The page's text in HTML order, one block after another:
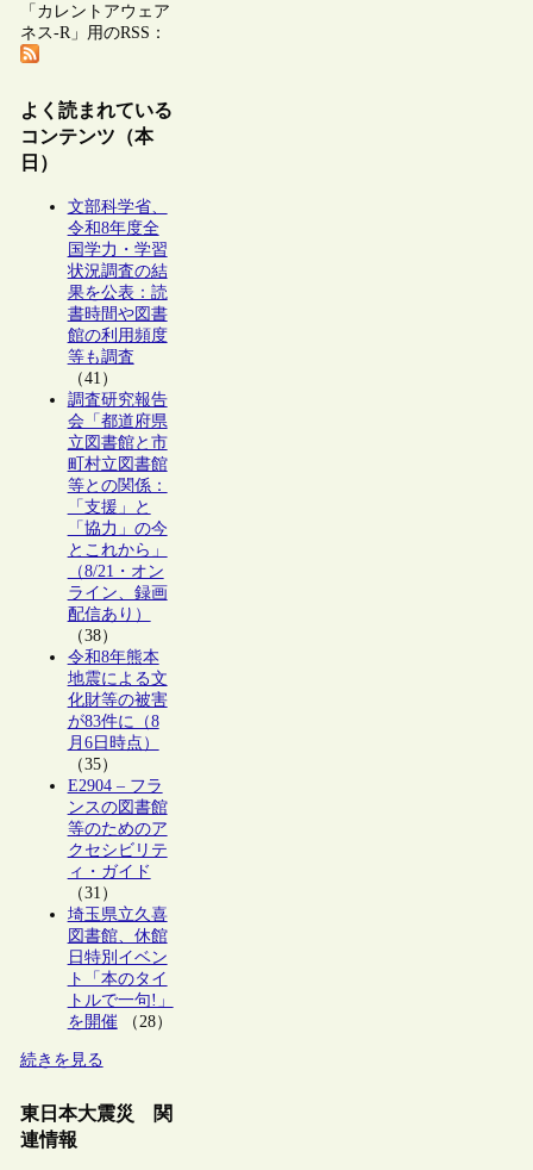
「カレントアウェア
ネス-R」用のRSS：
よく読まれている
コンテンツ（本
日）
文部科学省、
令和8年度全
国学力・学習
状況調査の結
果を公表：読
書時間や図書
館の利用頻度
等も調査
（41）
調査研究報告
会「都道府県
立図書館と市
町村立図書館
等との関係：
「支援」と
「協力」の今
とこれから」
（8/21・オン
ライン、録画
配信あり）
（38）
令和8年熊本
地震による文
化財等の被害
が83件に（8
月6日時点）
（35）
E2904 – フラ
ンスの図書館
等のためのア
クセシビリテ
ィ・ガイド
（31）
埼玉県立久喜
図書館、休館
日特別イベン
ト「本のタイ
トルで一句!」
を開催（28）
続きを見る
東日本大震災 関
連情報